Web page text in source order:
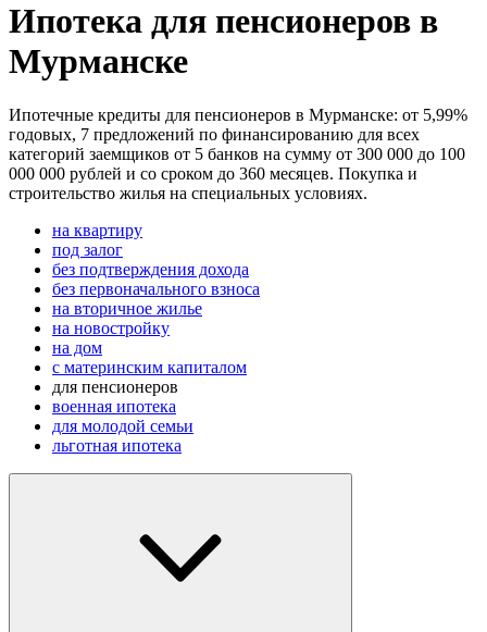
Ипотека для пенсионеров в
Мурманске
Ипотечные кредиты для пенсионеров в Мурманске: от 5,99%
годовых, 7 предложений по финансированию для всех
категорий заемщиков от 5 банков на сумму от 300 000 до 100
000 000 рублей и со сроком до 360 месяцев. Покупка и
строительство жилья на специальных условиях.
на квартиру
под залог
без подтверждения дохода
без первоначального взноса
на вторичное жилье
на новостройку
на дом
с материнским капиталом
для пенсионеров
военная ипотека
для молодой семьи
льготная ипотека